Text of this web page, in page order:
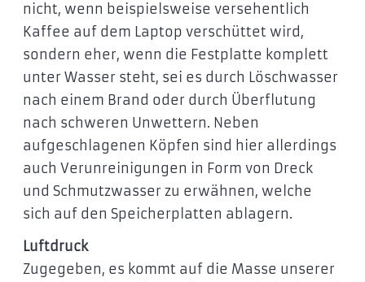
nicht, wenn beispielsweise versehentlich
Kaffee auf dem Laptop verschüttet wird,
sondern eher, wenn die Festplatte komplett
unter Wasser steht, sei es durch Löschwasser
nach einem Brand oder durch Überflutung
nach schweren Unwettern. Neben
aufgeschlagenen Köpfen sind hier allerdings
auch Verunreinigungen in Form von Dreck
und Schmutzwasser zu erwähnen, welche
sich auf den Speicherplatten ablagern.
Luftdruck
Zugegeben, es kommt auf die Masse unserer